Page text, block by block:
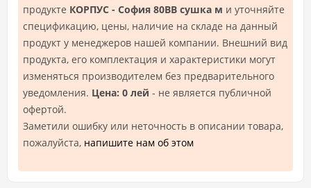
продукте КОРПУС - София 80ВВ сушка м и уточняйте
спецификацию, цены, наличие на складе на данный
продукт у менеджеров нашей компании. Внешний вид
продукта, его комплектация и характеристики могут
изменяться производителем без предварительного
уведомления. Цена: 0 лей - не является публичной
офертой.
Заметили ошибку или неточность в описании товара,
пожалуйста, напишите нам об этом